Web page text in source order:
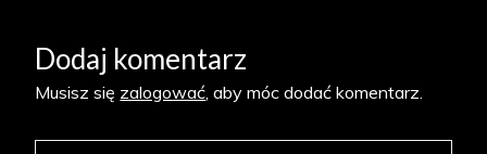
Dodaj komentarz
Musisz się zalogować, aby móc dodać komentarz.